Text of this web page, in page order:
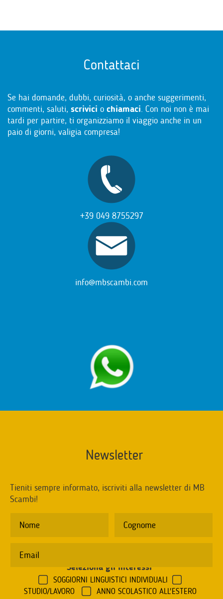
Contattaci
Se hai domande, dubbi, curiosità, o anche suggerimenti,
commenti, saluti, scrivici o chiamaci. Con noi non è mai
tardi per partire, ti organizziamo il viaggio anche in un
paio di giorni, valigia compresa!
+39 049 8755297
info@mbscambi.com
Newsletter
Tieniti sempre informato, iscriviti alla newsletter di MB
Scambi!
Seleziona gli interessi
SOGGIORNI LINGUISTICI INDIVIDUALI
STUDIO/LAVORO
ANNO SCOLASTICO ALL'ESTERO